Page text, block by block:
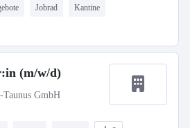
Jobrad Kantine
(m/w/d)
GmbH